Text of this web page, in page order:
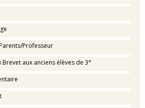
Professeur
aux anciens élèves de 3°